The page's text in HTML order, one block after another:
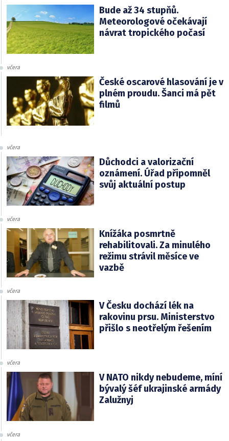
Bude až 34 stupňů.
Meteorologové očekávají
návrat tropického počasí
včera
České oscarové hlasování je v
plném proudu. Šanci má pět
filmů
včera
Důchodci a valorizační
oznámení. Úřad připomněl
svůj aktuální postup
včera
Knížáka posmrtně
rehabilitovali. Za minulého
režimu strávil měsíce ve
vazbě
včera
V Česku dochází lék na
rakovinu prsu. Ministerstvo
přišlo s neotřelým řešením
včera
V NATO nikdy nebudeme, míní
bývalý šéf ukrajinské armády
Zalužnyj
včera